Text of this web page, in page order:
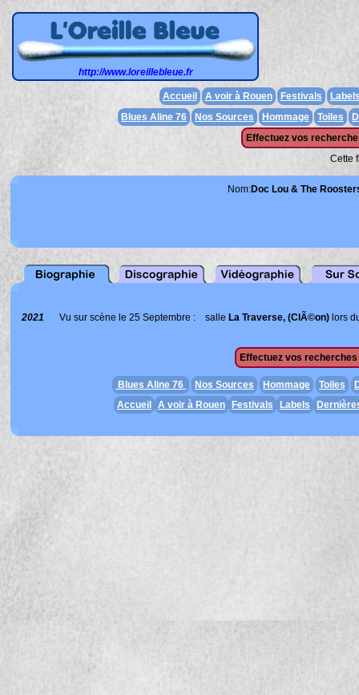
http://www.loreillebleue.fr
Accueil A voir à Rouen Festivals
Blues Aline 76
Nos Sources Hommage Toiles
Effectuez vos
Cette
Nom:Doc Lou & The
2021 Vu sur scène le 25 Septembre : salle La Traverse, (ClÃ©on) lors
Effectuez vos recherches
Blues Aline 76 Nos Sources Hommage Toiles
Accueil
A voir à Rouen Festivals Labels